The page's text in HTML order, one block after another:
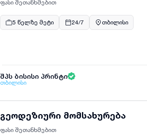
ფასი შეთანხმებით
5 წელზე მეტი 24/7 თბილისი
შპს ბისისი პრინტი
თბილისი
გეოდეზიური მომსახურება
ფასი შეთანხმებით